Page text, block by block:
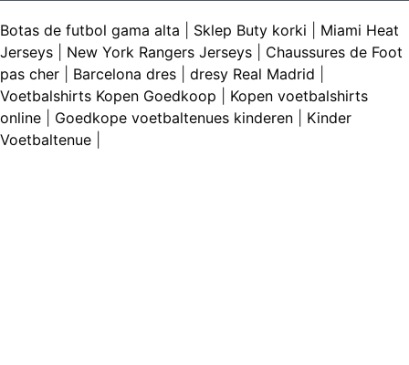
Botas de futbol gama alta Sklep Buty korki
Miami Heat
Jerseys
New York Rangers Jerseys
Chaussures de Foot
pas cher
Barcelona dres dresy Real Madrid
Voetbalshirts Kopen Goedkoop
Kopen voetbalshirts
online
Goedkope voetbaltenues kinderen
Kinder
Voetbaltenue